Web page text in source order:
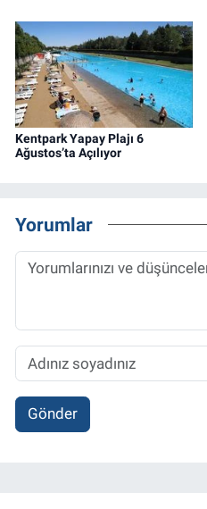
Kentpark Yapay Plajı 6
Ağustos’ta Açılıyor
Yorumlar
Gönder